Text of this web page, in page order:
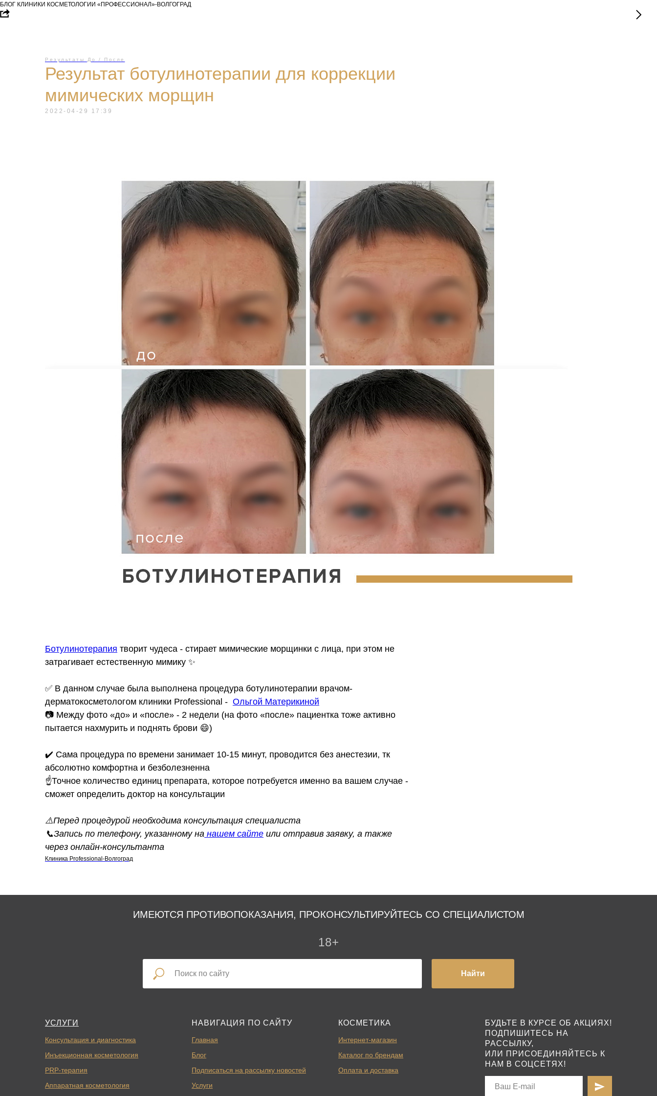
БЛОГ КЛИНИКИ КОСМЕТОЛОГИИ «ПРОФЕССИОНАЛ»-ВОЛГОГРАД
Результаты До / После
Результат ботулинотерапии для коррекции
мимических морщин
2022-04-29 17:39
Ботулинотерапия творит чудеса - стирает мимические морщинки с лица, при этом не
затрагивает естественную мимику ✨
✅ В данном случае была выполнена процедура ботулинотерапии врачом-
дерматокосметологом клиники Professional - Ольгой Материкиной
📷 Между фото «до» и «после» - 2 недели (на фото «после» пациентка тоже активно
пытается нахмурить и поднять брови 😄)
✔️ Сама процедура по времени занимает 10-15 минут, проводится без анестезии, тк
абсолютно комфортна и безболезненна
☝️Точное количество единиц препарата, которое потребуется именно ва вашем случае -
сможет определить доктор на консультации
⚠️Перед процедурой необходима консультация специалиста
📞Запись по телефону, указанному на нашем сайте или отправив заявку, а также
через онлайн-консультанта
Клиника Professional-Волгоград
ИМЕЮТСЯ ПРОТИВОПОКАЗАНИЯ, ПРОКОНСУЛЬТИРУЙТЕСЬ СО СПЕЦИАЛИСТОМ
18+
Найти
УСЛУГИ
Консультация и диагностика
Инъекционная косметология
PRP-терапия
Аппаратная косметология
НАВИГАЦИЯ ПО САЙТУ
Главная
Блог
Подписаться на рассылку новостей
Услуги
КОСМЕТИКА
Интернет-магазин
Каталог по брендам
Оплата и доставка
БУДЬТЕ В КУРСЕ ОБ АКЦИЯХ!
ПОДПИШИТЕСЬ НА
РАССЫЛКУ,
ИЛИ ПРИСОЕДИНЯЙТЕСЬ К
НАМ В СОЦСЕТЯХ!